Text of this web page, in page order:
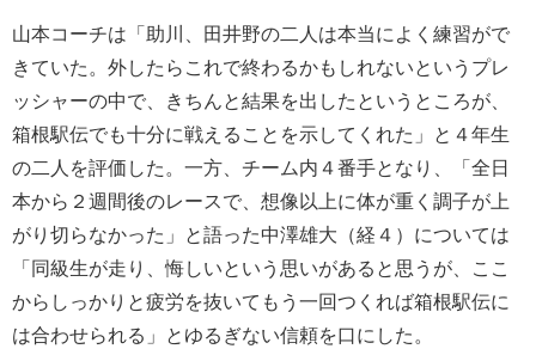
山本コーチは「助川、田井野の二人は本当によく練習がで
きていた。外したらこれで終わるかもしれないというプレ
ッシャーの中で、きちんと結果を出したというところが、
箱根駅伝でも十分に戦えることを示してくれた」と４年生
の二人を評価した。一方、チーム内４番手となり、「全日
本から２週間後のレースで、想像以上に体が重く調子が上
がり切らなかった」と語った中澤雄大（経４）については
「同級生が走り、悔しいという思いがあると思うが、ここ
からしっかりと疲労を抜いてもう一回つくれば箱根駅伝に
は合わせられる」とゆるぎない信頼を口にした。